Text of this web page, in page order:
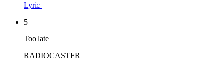
Lyric
5
Too late
RADIOCASTER